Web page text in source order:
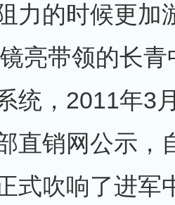
力的时候更加
亮带领的长
统，2011年3
直销网公示，
式吹响了进军